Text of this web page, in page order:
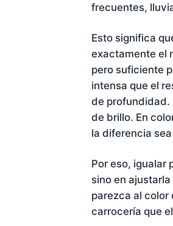
frecuentes,
Esto significa
exactamente el
pero suficiente
intensa que el
de profundidad.
de brillo. En
la diferencia
Por eso, igualar
sino en
parezca al color
carrocería que